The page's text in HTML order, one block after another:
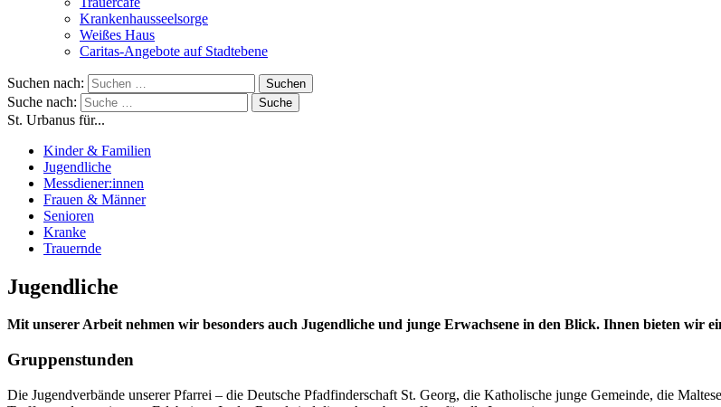
Krankenhausseelsorge
Weißes Haus
Caritas-Angebote auf Stadtebene
Suchen nach:
Suche nach:
St. Urbanus für...
Kinder & Familien
Jugendliche
Messdiener:innen
Frauen & Männer
Senioren
Kranke
Trauernde
Jugendliche
Mit unserer Arbeit nehmen wir besonders auch Jugendliche und junge Erwachsene in den Blick. Ihnen bieten wir
Gruppenstunden
Die Jugendverbände unserer Pfarrei – die Deutsche Pfadfinderschaft St. Georg, die Katholische junge Gemeinde, die